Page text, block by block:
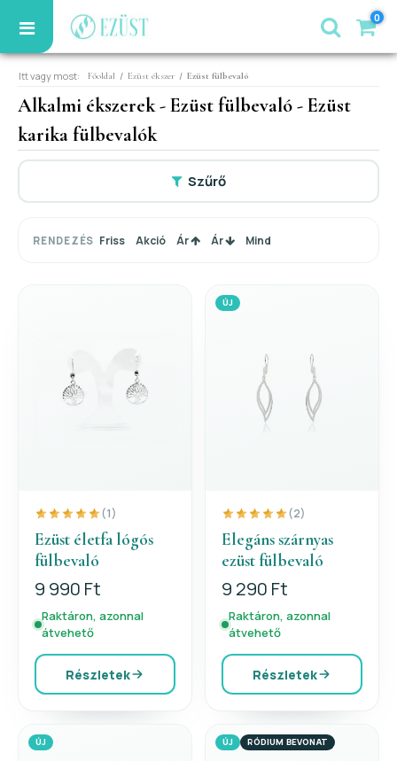
0
Itt vagy most: Főoldal / Ezüst ékszer / Ezüst fülbevaló
Alkalmi ékszerek - Ezüst fülbevaló - Ezüst
karika fülbevalók
Szűrő
RENDEZÉS Friss Akció Ár Ár Mind
(1)
Ezüst életfa lógós
fülbevaló
9 990 Ft
Raktáron, azonnal
átvehető
Részletek
ÚJ
(2)
Elegáns szárnyas
ezüst fülbevaló
9 290 Ft
Raktáron, azonnal
átvehető
Részletek
ÚJ ÚJ RÓDIUM BEVONAT